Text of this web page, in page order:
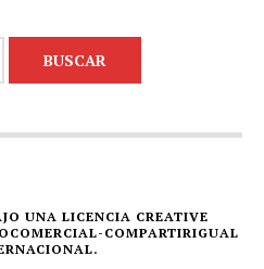
UNA LICENCIA CREATIVE
COMPARTIRIGUAL